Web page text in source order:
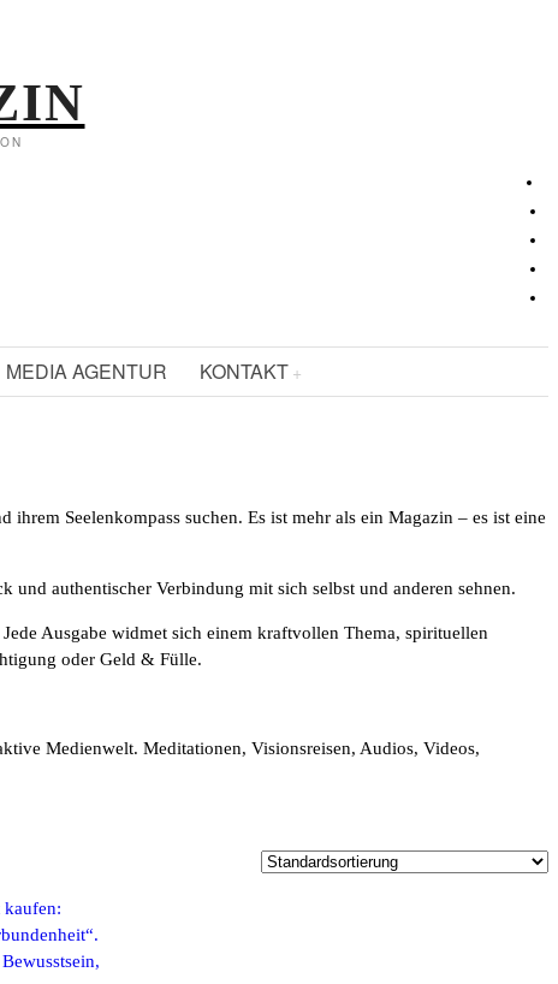
MEDIA AGENTUR KONTAKT
Seelenkompass suchen. Es ist mehr als ein Magazin – es ist eine
authentischer Verbindung mit sich selbst und anderen sehnen.
Ausgabe widmet sich einem kraftvollen Thema, spirituellen
oder Geld & Fülle.
Medienwelt. Meditationen, Visionsreisen, Audios, Videos,